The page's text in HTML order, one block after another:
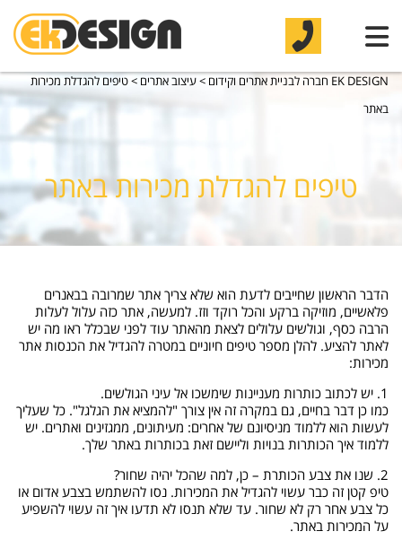
EK DESIGN חברה לבניית אתרים וקידום >עיצוב אתרים >טיפים להגדלת מכירות
באתר
טיפים להגדלת מכירות באתר
הדבר הראשון שחייבים לדעת הוא שלא צריך אתר שמרובה בבאנרים
פלאשיים, מוזיקה ברקע והכל רוקד וזז. למעשה, אתר כזה עלול לעלות
הרבה כסף, וגולשים עלולים לצאת מהאתר עוד לפני שבכלל ראו מה יש
לאתר להציע. להלן מספר טיפים חיוניים במטרה להגדיל את הכנסות אתר
מכירות:
1. יש לכתוב כותרות מעניינות שימשכו אל עיני הגולשים.
כמו כן דבר בחיים, גם במקרה זה אין צורך "להמציא את הגלגל". כל שעליך
לעשות הוא ללמוד מניסיונם של אחרים: מעיתונים, ממגזינים ואתרים. יש
ללמוד איך הכותרות בנויות וליישם זאת בכותרות באתר שלך.
2. שנו את צבע הכותרת – כן, למה שהכל יהיה שחור?
טיפ קטן זה כבר עשוי להגדיל את המכירות. נסו להשתמש בצבע אדום או
כל צבע אחר רק לא שחור. עד שלא תנסו לא תדעו איך זה עשוי להשפיע
על המכירות באתר.